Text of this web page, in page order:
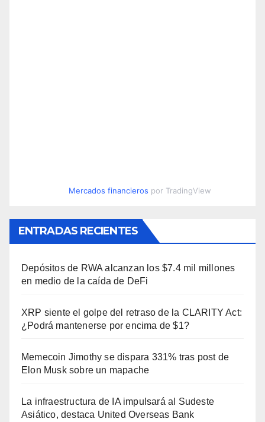
Mercados financieros por TradingView
ENTRADAS RECIENTES
Depósitos de RWA alcanzan los $7.4 mil millones
en medio de la caída de DeFi
XRP siente el golpe del retraso de la CLARITY Act:
¿Podrá mantenerse por encima de $1?
Memecoin Jimothy se dispara 331% tras post de
Elon Musk sobre un mapache
La infraestructura de IA impulsará al Sudeste
Asiático, destaca United Overseas Bank